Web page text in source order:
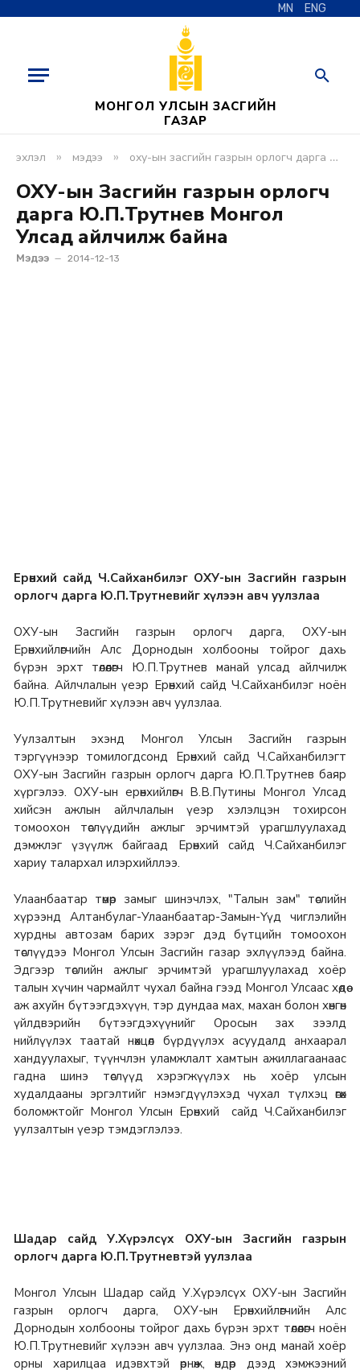
MN ENG
МОНГОЛ УЛСЫН ЗАСГИЙН
ГАЗАР
эхлэл » мэдээ » оху-ын засгийн газрын орлогч дарга ю.п.трутнев монгол улсад айлчилж байна
ОХУ-ын Засгийн газрын орлогч
дарга Ю.П.Трутнев Монгол
Улсад айлчилж байна
Мэдээ 2014-12-13
Ерөнхий сайд Ч.Сайханбилэг ОХУ-ын Засгийн газрын
орлогч дарга Ю.П.Трутневийг хүлээн авч уулзлаа
ОХУ-ын Засгийн газрын орлогч дарга, ОХУ-ын
Ерөнхийлөгчийн Алс Дорнодын холбооны тойрог дахь
бүрэн эрхт төлөөлөгч Ю.П.Трутнев манай улсад айлчилж
байна. Айлчлалын үеэр Ерөнхий сайд Ч.Сайханбилэг ноён
Ю.П.Трутневийг хүлээн авч уулзлаа.
Уулзалтын эхэнд Монгол Улсын Засгийн газрын
тэргүүнээр томилогдсонд Ерөнхий сайд Ч.Сайханбилэгт
ОХУ-ын Засгийн газрын орлогч дарга Ю.П.Трутнев баяр
хүргэлээ. ОХУ-ын ерөнхийлөгч В.В.Путины Монгол Улсад
хийсэн ажлын айлчлалын үеэр хэлэлцэн тохирсон
томоохон төслүүдийн ажлыг эрчимтэй урагшлуулахад
дэмжлэг үзүүлж байгаад Ерөнхий сайд Ч.Сайханбилэг
хариу талархал илэрхийллээ.
Улаанбаатар төмөр замыг шинэчлэх, "Талын зам" төслийн
хүрээнд Алтанбулаг-Улаанбаатар-Замын-Үүд чиглэлийн
хурдны автозам барих зэрэг дэд бүтцийн томоохон
төслүүдээ Монгол Улсын Засгийн газар эхлүүлээд байна.
Эдгээр төслийн ажлыг эрчимтэй урагшлуулахад хоёр
талын хүчин чармайлт чухал байна гээд Монгол Улсаас хөдөө
аж ахуйн бүтээгдэхүүн, тэр дундаа мах, махан болон хөнгөн
үйлдвэрийн бүтээгдэхүүнийг Оросын зах зээлд
нийлүүлэх таатай нөхцөл бүрдүүлэх асуудалд анхаарал
хандуулахыг, түүнчлэн уламжлалт хамтын ажиллагаанаас
гадна шинэ төслүүд хэрэгжүүлэх нь хоёр улсын
худалдааны эргэлтийг нэмэгдүүлэхэд чухал түлхэц өгөх
боломжтойг Монгол Улсын Ерөнхий сайд Ч.Сайханбилэг
уулзалтын үеэр тэмдэглэлээ.
Шадар сайд У.Хүрэлсүх ОХУ-ын Засгийн газрын
орлогч дарга Ю.П.Трутневтэй уулзлаа
Монгол Улсын Шадар сайд У.Хүрэлсүх ОХУ-ын Засгийн
газрын орлогч дарга, ОХУ-ын Ерөнхийлөгчийн Алс
Дорнодын холбооны тойрог дахь бүрэн эрхт төлөөлөгч ноён
Ю.П.Трутневийг хүлээн авч уулзлаа. Энэ онд манай хоёр
орны харилцаа идэвхтэй өрнөж, өндөр дээд хэмжээний